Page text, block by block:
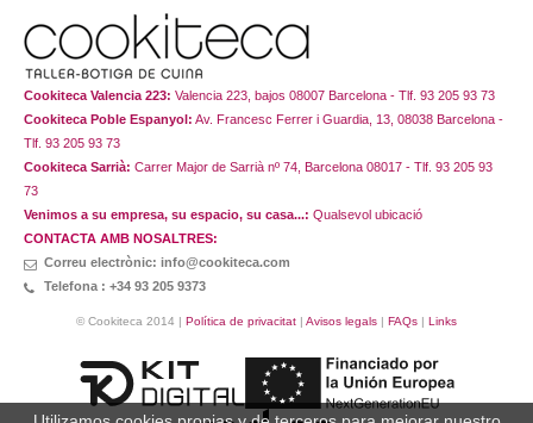
Cookiteca Valencia 223: Valencia 223, bajos 08007 Barcelona - Tlf. 93 205 93 73
Cookiteca Poble Espanyol: Av. Francesc Ferrer i Guardia, 13, 08038 Barcelona -
Tlf. 93 205 93 73
Cookiteca Sarrià: Carrer Major de Sarrià nº 74, Barcelona 08017 - Tlf. 93 205 93
73
Venimos a su empresa, su espacio, su casa...: Qualsevol ubicació
CONTACTA AMB NOSALTRES:
Correu electrònic: info@cookiteca.com
Telefona : +34 93 205 9373
© Cookiteca 2014 | Política de privacitat | Avisos legals | FAQs | Links